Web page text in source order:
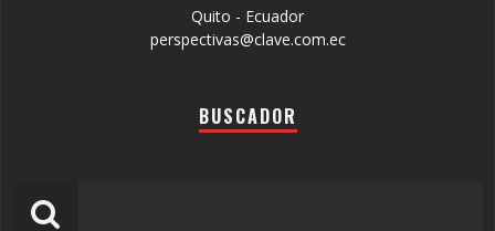
Quito - Ecuador
perspectivas@clave.com.ec
BUSCADOR